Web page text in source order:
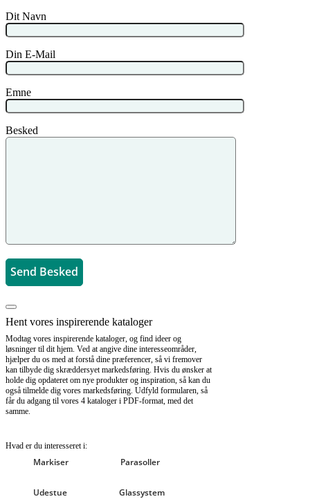
Dit Navn
Din E-Mail
Emne
Besked
Hent vores inspirerende kataloger
Modtag vores inspirerende kataloger, og find ideer og
løsninger til dit hjem. Ved at angive dine interesseområder,
hjælper du os med at forstå dine præferencer, så vi fremover
kan tilbyde dig skræddersyet markedsføring. Hvis du ønsker at
holde dig opdateret om nye produkter og inspiration, så kan du
også tilmelde dig vores markedsføring. Udfyld formularen, så
får du adgang til vores 4 kataloger i PDF-format, med det
samme.
Hvad er du interesseret i:
Markiser Parasoller
Udestue Glassystem